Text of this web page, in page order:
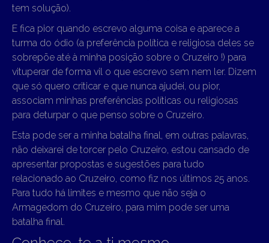
tem solução).
E fica pior quando escrevo alguma coisa e aparece a
turma do ódio (a preferência política e religiosa deles se
sobrepõe até à minha posição sobre o Cruzeiro !) para
vituperar de forma vil o que escrevo sem nem ler. Dizem
que só quero criticar e que nunca ajudei, ou pior,
associam minhas preferências políticas ou religiosas
para deturpar o que penso sobre o Cruzeiro.
Esta pode ser a minha batalha final, em outras palavras,
não deixarei de torcer pelo Cruzeiro, estou cansado de
apresentar propostas e sugestões para tudo
relacionado ao Cruzeiro, como fiz nos últimos 25 anos.
Para tudo há limites e mesmo que não seja o
Armagedom do Cruzeiro, para mim pode ser uma
batalha final.